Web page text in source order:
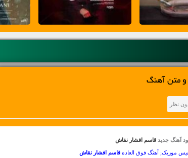
و متن آهنگ
نظر
آهنگ جدید قاسم افشار نقاش
موزیک; آهنگ فوق العادهقاسم افشار نقاش